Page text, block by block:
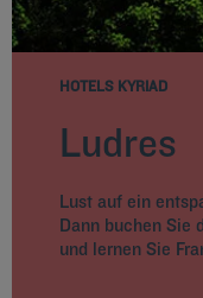
HOTELS KYRIAD
Ludres
Lust auf ein
Dann buchen Sie
und lernen Sie